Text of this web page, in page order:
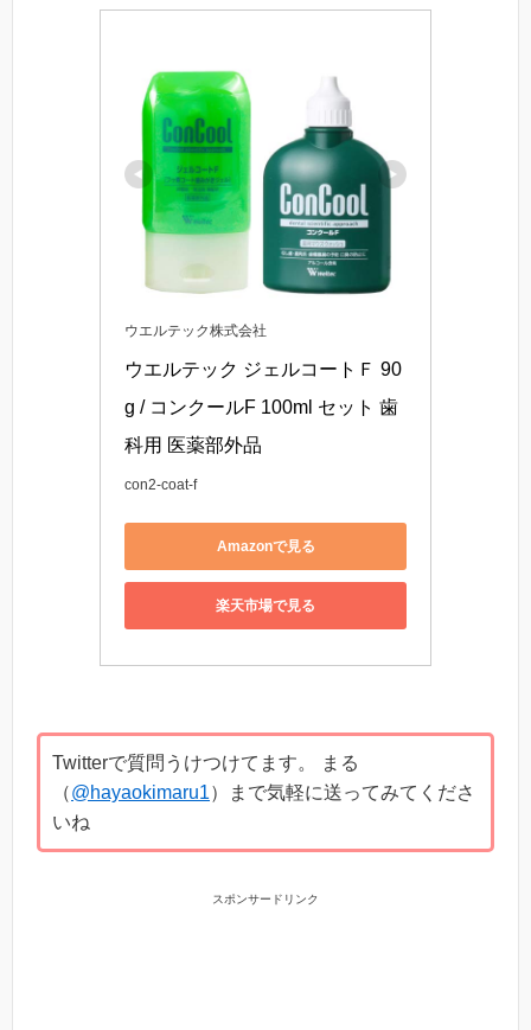
ウエルテック株式会社
ウエルテック ジェルコートＦ 90
g / コンクールF 100ml セット 歯
科用 医薬部外品
con2-coat-f
Amazonで見る
楽天市場で見る
Twitterで質問うけつけてます。 まる
（@hayaokimaru1）まで気軽に送ってみてくださ
いね
スポンサードリンク